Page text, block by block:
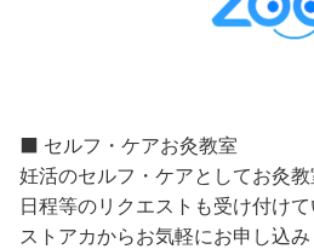
⬛️ セルフ・ケアお灸教室
妊活のセルフ・ケアとしてお灸教
日程等のリクエストも受け付けて
ストアカからお気軽にお申し込み